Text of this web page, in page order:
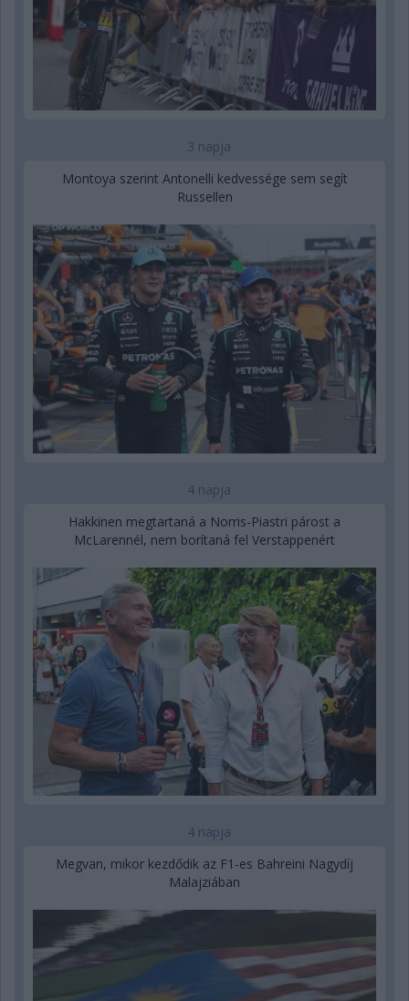
3 napja
Montoya szerint Antonelli kedvessége sem segít
Russellen
4 napja
Hakkinen megtartaná a Norris-Piastri párost a
McLarennél, nem borítaná fel Verstappenért
4 napja
Megvan, mikor kezdődik az F1-es Bahreini Nagydíj
Malajziában